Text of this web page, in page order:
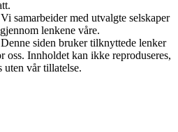
samarbeider med utvalgte selskaper
lenkene våre.
siden bruker tilknyttede lenker
oss. Innholdet kan ikke reproduseres,
uten vår tillatelse.